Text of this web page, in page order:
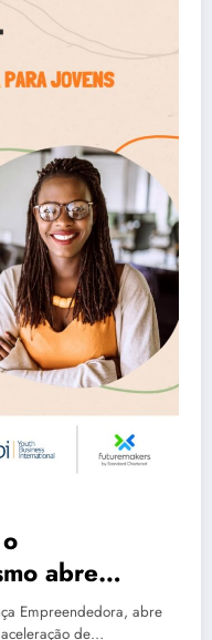
abre
capacitação
Empreendedora, abre
de…